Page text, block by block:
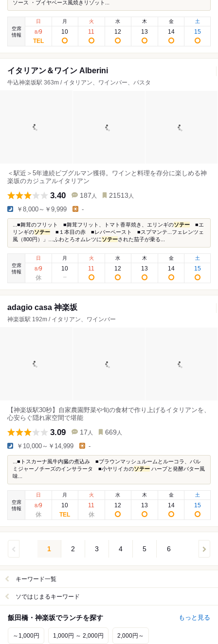
ソース ・ブイヤベース風焼きリゾット...
空席
情報
日
8/9
月
10
火
11
水
12
木
13
金
14
土
15
イタリアン＆ワイン Alberini
牛込神楽坂駅 363m / イタリアン、ワインバー、パスタ
＜駅近＞5年連続ビブグルマン獲得。ワインと料理を存分に楽しめる神
楽坂のカジュアルイタリアン
3.40 187 人 21513 人
￥8,000～￥9,999 -
...■舞茸のフリット ■舞茸フリット、トマト香草焼き、エリンギのソテー ■エ
リンギのソテー ■１本目の赤 ■レバーペースト ■スプマンテ...フェレンツェ
風（800円）」…ふわとろオムレツにソテーされた茄子が乗る...
空席
情報
日
8/9
月
10
火
11
水
12
木
13
金
14
土
15
adagio casa 神楽坂
神楽坂駅 192m / イタリアン、ワインバー
【神楽坂駅30秒】自家農園野菜や旬の食材で作り上げるイタリアンを、
心安らぐ隠れ家空間で堪能
3.09 17 人 669 人
￥10,000～￥14,999 -
...■トスカーナ風牛内臓の煮込み ■ブラウンマッシュルームとルーコラ、パル
ミジャーノチーズのインサラータ ■小ヤリイカのソテー ハーブと発酵バター風
味...
空席
情報
日
8/9
月
10
火
11
水
12
木
13
金
14
土
15
1 2 3 4 5 6
キーワード一覧
ソではじまるキーワード
飯田橋・神楽坂でランチを探す もっと見る
～1,000円 1,000円 ～ 2,000円 2,000円～